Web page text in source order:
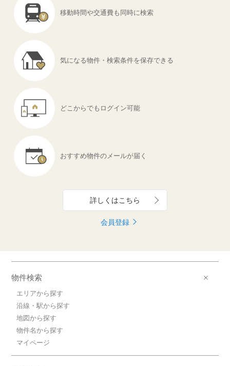
移動時間や交通費も 同時に検索
気になる物件・ 検索条件を保存できる
どこからでも ログイン可能
おすすめ物件のメールが届く
詳しくはこちら
会員登録
物件検索
エリアから探す
沿線・駅から探す
地図から探す
物件名から探す
マイページ